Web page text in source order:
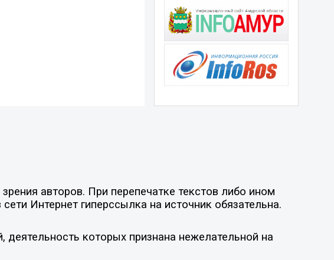
авторов. При перепечатке текстов либо ином
Интернет гиперссылка на источник обязательна.
которых признана нежелательной на